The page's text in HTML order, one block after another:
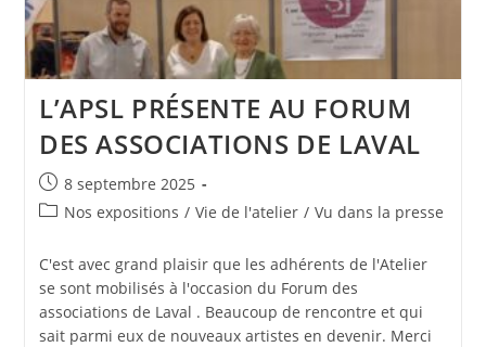
11ème
Édition
L’APSL PRÉSENTE AU FORUM
DES ASSOCIATIONS DE LAVAL
Publication
publiée :
8 septembre 2025
PostNos expositions / Vie de l'atelier / Vu dans la presse
C'est avec grand plaisir que les adhérents de l'Atelier
se sont mobilisés à l'occasion du Forum des
associations de Laval . Beaucoup de rencontre et qui
sait parmi eux de nouveaux artistes en devenir. Merci